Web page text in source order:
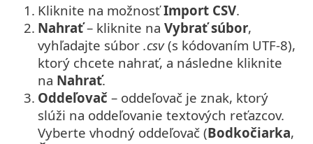
1. Kliknite na možnosťImport CSV.
2. Nahrať– kliknite na Vybrať súbor,
vyhľadajte súbor .csv(s kódovaním UTF-8),
ktorý chcete nahrať, a následne kliknite
na Nahrať.
3. Oddeľovač – oddeľovač je znak, ktorý
slúži na oddeľovanie textových reťazcov.
Vyberte vhodný oddeľovač (Bodkočiarka,